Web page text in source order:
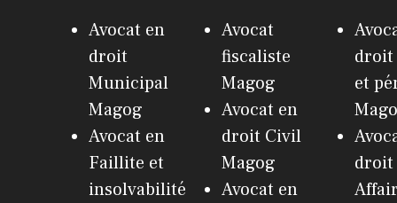
Avocat en
droit
Municipal
Magog
Avocat en
Faillite et
insolvabilité
Avocat
fiscaliste
Magog
Avocat en
droit Civil
Magog
Avocat en
et
droit